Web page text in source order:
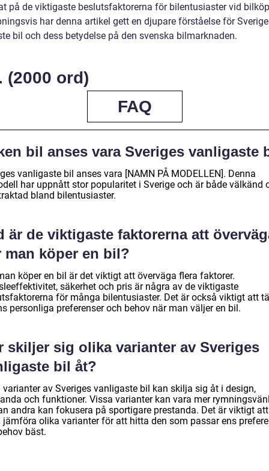
på de viktigaste beslutsfaktorerna för bilentusiaster vid
har denna artikel gett en djupare förståelse för
bil och dess betydelse på den svenska bilmarknaden.
(2000 ord)
FAQ
bil anses vara Sveriges vanligaste
vanligaste bil anses vara [NAMN PÅ MODELLEN]. Denna
har uppnått stor popularitet i Sverige och är både välkänd
bland bilentusiaster.
är de viktigaste faktorerna att
man köper en bil?
köper en bil är det viktigt att överväga flera faktorer.
säkerhet och pris är några av de viktigaste
för många bilentusiaster. Det är också viktigt att
personliga preferenser och behov när man väljer en bil.
skiljer sig olika varianter av Sveriges
bil åt?
varianter av Sveriges vanligaste bil kan skilja sig åt i design,
och funktioner. Vissa varianter kan vara mer
andra kan fokusera på sportigare prestanda. Det är viktigt att
jämföra olika varianter för att hitta den som passar ens
bäst.